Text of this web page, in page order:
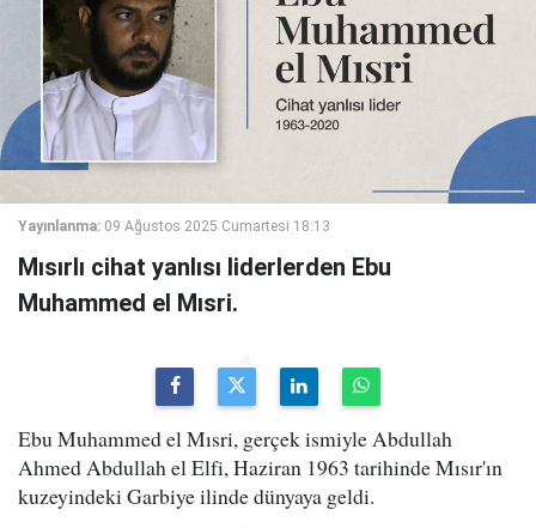
Yayınlanma: 09 Ağustos 2025 Cumartesi 18:13
Mısırlı cihat yanlısı liderlerden Ebu
Muhammed el Mısri.
Ebu Muhammed el Mısri, gerçek ismiyle Abdullah
Ahmed Abdullah el Elfi, Haziran 1963 tarihinde Mısır'ın
kuzeyindeki Garbiye ilinde dünyaya geldi.